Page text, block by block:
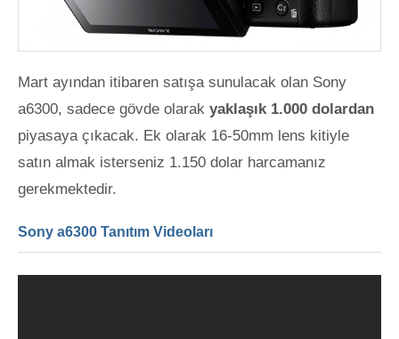
Mart ayından itibaren satışa sunulacak olan Sony
a6300, sadece gövde olarak yaklaşık 1.000 dolardan
piyasaya çıkacak. Ek olarak 16-50mm lens kitiyle
satın almak isterseniz 1.150 dolar harcamanız
gerekmektedir.
Sony a6300 Tanıtım Videoları